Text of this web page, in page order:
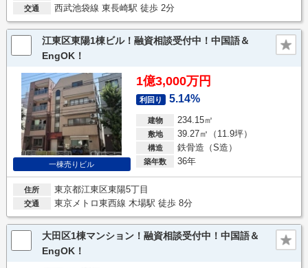
交通 西武池袋線 東長崎駅 徒歩 2分
江東区東陽1棟ビル！融資相談受付中！中国語＆
EngOK！
一棟売りビル
1億3,000万円
利回り 5.14%
建物 234.15㎡
敷地 39.27㎡（11.9坪）
構造 鉄骨造（S造）
築年数 36年
住所 東京都江東区東陽5丁目
交通 東京メトロ東西線 木場駅 徒歩 8分
大田区1棟マンション！融資相談受付中！中国語＆
EngOK！